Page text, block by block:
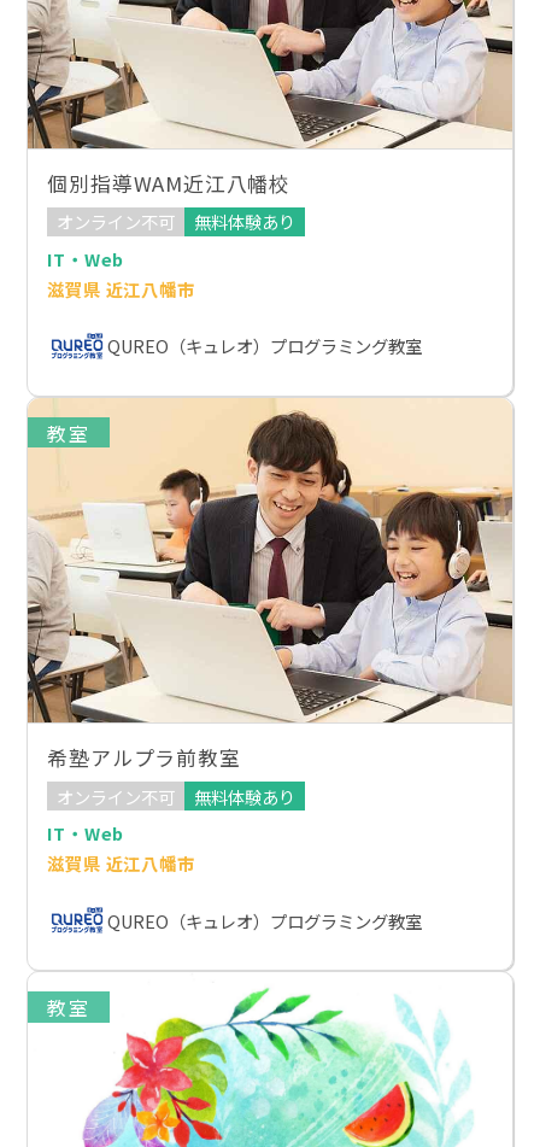
個別指導WAM近江八幡校
オンライン不可
無料体験あり
IT・Web
滋賀県 近江八幡市
QUREO（キュレオ）プログラミング教室
教室
希塾アルプラ前教室
オンライン不可
無料体験あり
IT・Web
滋賀県 近江八幡市
QUREO（キュレオ）プログラミング教室
教室